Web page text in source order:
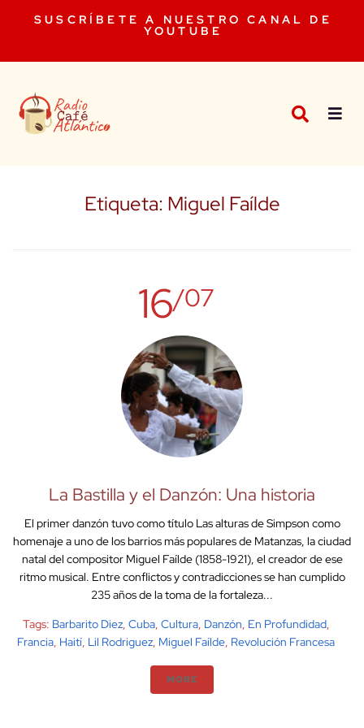
SUSCRÍBETE A NUESTRO CANAL DE
YOUTUBE
Etiqueta: Miguel Faílde
16/07
La Bastilla y el Danzón: Una historia
El primer danzón tuvo como título Las alturas de Simpson como
homenaje a uno de los barrios más populares de Matanzas, la ciudad
natal del compositor Miguel Faílde (1858-1921), el creador de ese
ritmo musical. Entre conflictos y contradicciones se han cumplido
235 años de la toma de la fortaleza...
Tags: Barbarito Diez, Cuba, Cultura, Danzón, En Profundidad,
Francia, Haití, Lil Rodriguez, Miguel Faílde, Revolución Francesa
MORE